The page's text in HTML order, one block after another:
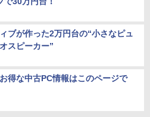
ブが作った2万円台の“小さなピュ
スピーカー”
得な中古PC情報はこのページで